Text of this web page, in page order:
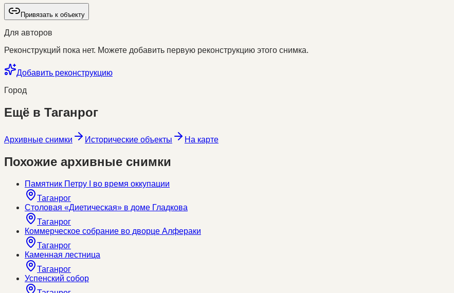
Привязать к объекту
Для авторов
Реконструкций пока нет. Можете добавить первую реконструкцию этого снимка.
Добавить реконструкцию
Город
Ещё в Таганрог
Архивные снимки Исторические объекты На карте
Похожие архивные снимки
Памятник Петру I во время оккупации
Таганрог
Столовая «Диетическая» в доме Гладкова
Таганрог
Коммерческое собрание во дворце Алфераки
Таганрог
Каменная лестница
Таганрог
Успенский собор